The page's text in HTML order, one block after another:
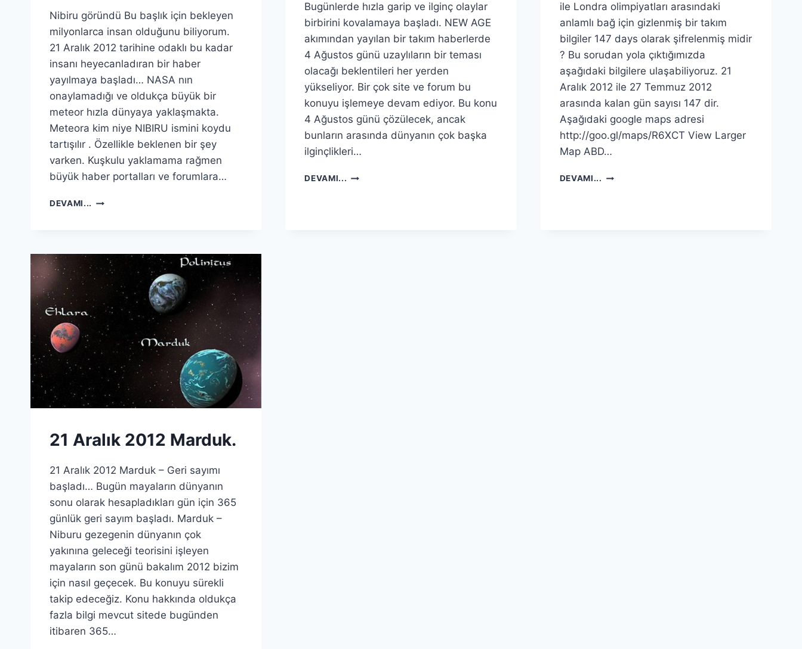
Nibiru göründü Bu başlık için bekleyen
milyonlarca insan olduğunu biliyorum.
21 Aralık 2012 tarihine odaklı bu kadar
insanı heyecanladıran bir haber
yayılmaya başladı… NASA nın
onaylamadığı ve oldukça büyük bir
meteor hızla dünyaya yaklaşmakta.
Meteora kim niye NIBIRU ismini koydu
tartışılır . Özellikle beklenen bir şey
varken. Kuşkulu yaklamama rağmen
büyük haber portalları ve forumlara…
DEVAMI... NIBIRU
IÇIN
BEKLEYEN
MILYONLAR
VAR…
Bugünlerde hızla garip ve ilginç olaylar
birbirini kovalamaya başladı. NEW AGE
akımından yayılan bir takım haberlerde
4 Ağustos günü uzaylıların bir teması
olacağı beklentileri her yerden
yükseliyor. Bir çok site ve forum bu
konuyu işlemeye devam ediyor. Bu konu
4 Ağustos günü çözülecek, ancak
bunların arasında dünyanın çok başka
ilginçlikleri…
DEVAMI... DÜNYANIN
ile Londra olimpiyatları arasındaki
anlamlı bağ için gizlenmiş bir takım
bilgiler 147 days olarak şifrelenmiş midir
? Bu sorudan yola çıktığımızda
aşağıdaki bilgilere ulaşabiliyoruz. 21
Aralık 2012 ile 27 Temmuz 2012
arasında kalan gün sayısı 147 dir.
Aşağıdaki google maps adresi
http://goo.gl/maps/R6XCT View Larger
Map ABD…
DEVAMI... 147
21 Aralık 2012 Marduk.
21 Aralık 2012 Marduk – Geri sayımı
başladı… Bugün mayaların dünyanın
sonu olarak hesapladıkları gün için 365
günlük geri sayım başladı. Marduk –
Niburu gezegenin dünyanın çok
yakınına geleceği teorisini işleyen
mayaların son günü bakalım 2012 bizim
için nasıl geçecek. Bu konuyu sürekli
takip edeceğiz. Konu hakkında oldukça
fazla bilgi mevcut sitede bugünden
itibaren 365…